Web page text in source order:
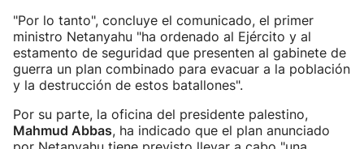
"Por lo tanto", concluye el comunicado, el primer
ministro Netanyahu "ha ordenado al Ejército y al
estamento de seguridad que presenten al gabinete de
guerra un plan combinado para evacuar a la población
y la destrucción de estos batallones".
Por su parte, la oficina del presidente palestino,
Mahmud Abbas, ha indicado que el plan anunciado